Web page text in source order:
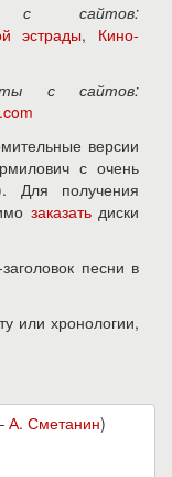
с сайтов:
эстрады, Кино-
с сайтов:
версии
с очень
Для получения
заказатьдиски
песни в
или хронологии,
А. Сметанин)